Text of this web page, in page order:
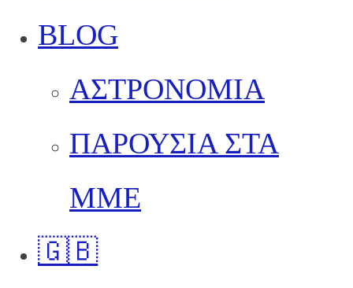
BLOG
ΑΣΤΡΟΝΟΜΙΑ
ΠΑΡΟΥΣΙΑ ΣΤΑ
ΜΜΕ
🇬🇧